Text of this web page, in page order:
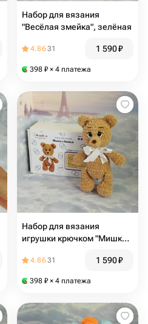
Набор для вязания
"Весёлая змейка", зелёная
4.8631 1 590₽
398 ₽ × 4 платежа
Набор для вязания
игрушки крючком "Мишка с
4.8631 1 590₽
398 ₽ × 4 платежа